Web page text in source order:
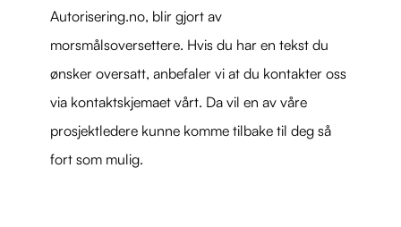
Autorisering.no, blir gjort av
morsmålsoversettere. Hvis du har en tekst du
ønsker oversatt, anbefaler vi at du kontakter oss
via kontaktskjemaet vårt. Da vil en av våre
prosjektledere kunne komme tilbake til deg så
fort som mulig.